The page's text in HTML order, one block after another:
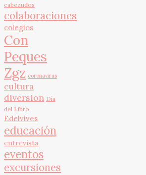
cabezudos
colaboraciones
colegios
Con
Peques
Zgz coronavirus
cultura
diversion Día
del Libro
Edelvives
educación
entrevista
eventos
excursiones